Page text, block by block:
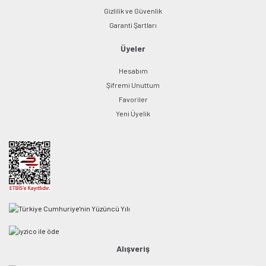
Gizlilik ve Güvenlik
Garanti Şartları
Üyeler
Hesabım
Şifremi Unuttum
Favoriler
Yeni Üyelik
Alışveriş